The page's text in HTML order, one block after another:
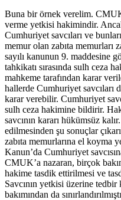
Buna bir örnek verelim.
verme yetkisi hakimindir.
Cumhuriyet savcıları ve
memur olan zabıta memurları
sayılı kanunun 9. maddesine
tahkikatı sırasında sulh ceza
mahkeme tarafından karar
hallerde Cumhuriyet savcıları
karar verebilir. Cumhuriyet
sulh ceza hakimine bildirir.
savcının kararı hükümsüz
edilmesinden şu sonuçlar
zabıta memurlarına el koyma
Kanun’da Cumhuriyet
CMUK’a nazaran, birçok
hakime tasdik ettirilmesi ve
Savcının yetkisi üzerine
bakımından da